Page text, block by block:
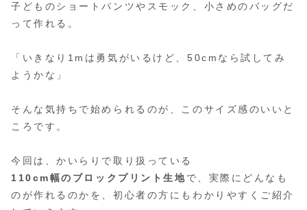
子どものショートパンツやスモック、小さめのバッグだ
って作れる。
「いきなり1mは勇気がいるけど、50cmなら試してみ
ようかな」
そんな気持ちで始められるのが、このサイズ感のいいと
ころです。
今回は、かいらりで取り扱っている
110cm幅のブロックプリント生地で、実際にどんなも
のが作れるのかを、初心者の方にもわかりやすくご紹介